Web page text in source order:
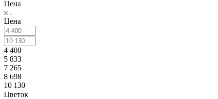
Цена
Цена
4 400
5 833
7 265
8 698
10 130
Цветок